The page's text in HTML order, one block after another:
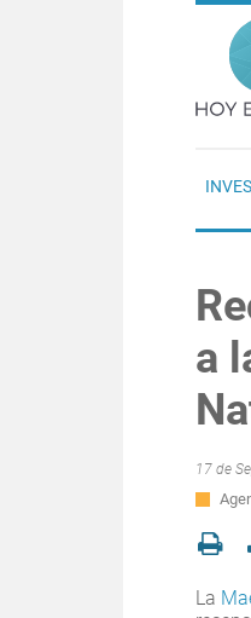
Pasar al contenido principal
a
17 de
La